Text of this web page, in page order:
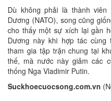
Dù không phải là thành
Dương (NATO), song cũng
cho thấy một sự xích lại gần
Dương này khi hợp tác cùng
tham gia tập trận chung tại
thế, mà nước này giảm các
thống Nga Vladimir Putin.
Suckhoecuocsong.com.vn